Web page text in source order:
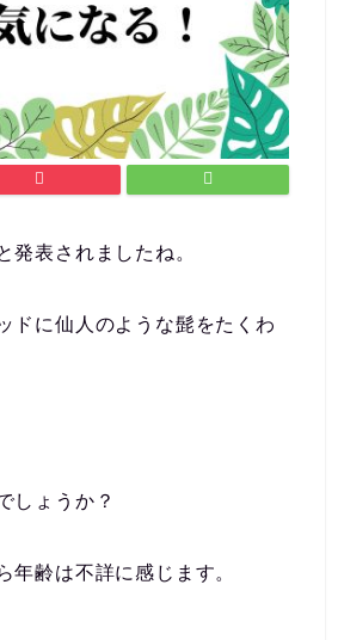
表されましたね。
ドに仙人のような髭をたくわ
しょうか？
齢は不詳に感じます。